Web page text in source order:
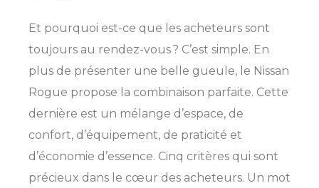
Et pourquoi est-ce que les acheteurs sont
toujours au rendez-vous ? C’est simple. En
plus de présenter une belle gueule, le Nissan
Rogue propose la combinaison parfaite. Cette
dernière est un mélange d’espace, de
confort, d’équipement, de praticité et
d’économie d’essence. Cinq critères qui sont
précieux dans le cœur des acheteurs. Un mot